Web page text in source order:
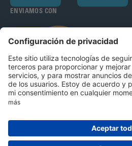
ENVIAMOS CON
Bohle AG 2026
Aviso legal